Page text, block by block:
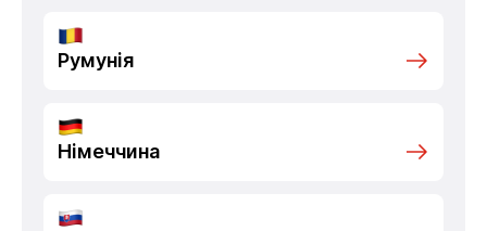
Румунія
Німеччина